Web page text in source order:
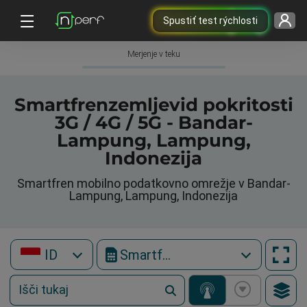
Spustiť test rýchlosti
Merjenje v teku
Smartfrenzemljevid pokritosti
3G / 4G / 5G - Bandar-
Lampung, Lampung,
Indonezija
Smartfren mobilno podatkovno omrežje v Bandar-
Lampung, Lampung, Indonezija
ID Smartfren